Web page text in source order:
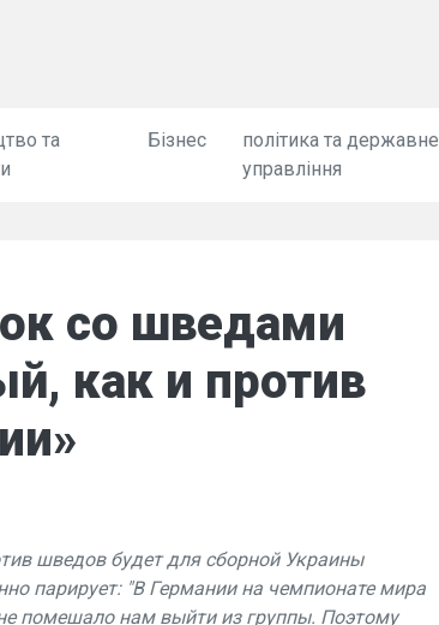
та
Бізнес
політика та державне
управління
со шведами
как и против
шведов будет для сборной Украины
парирует: "В Германии на чемпионате мира
помешало нам выйти из группы. Поэтому